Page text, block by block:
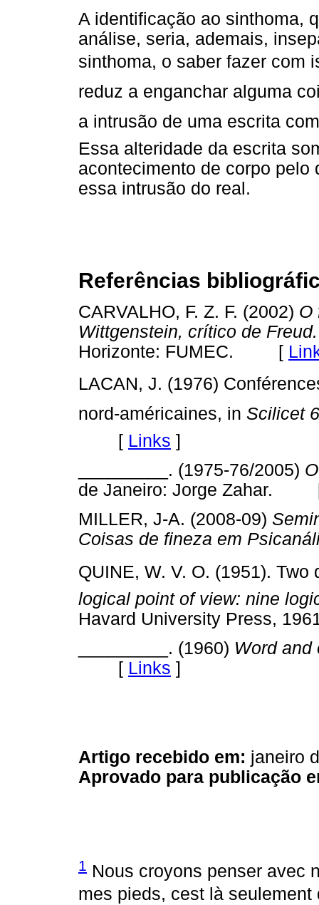
A identificação ao sinthoma,
análise, seria, ademais,
sinthoma, o saber fazer com
reduz a enganchar alguma
a intrusão de uma escrita
Essa alteridade da escrita
acontecimento de corpo
essa intrusão do real.
Referências
CARVALHO, F. Z. F. (2002) O
Wittgenstein, crítico de
Horizonte: FUMEC. [
LACAN, J. (1976)
nord-américaines, in Scilicet
[ Links ]
_________. (1975-76/2005)
de Janeiro: Jorge Zahar.
MILLER, J-A. (2008-09)
Coisas de fineza em
QUINE, W. V. O. (1951).
logical point of view: nine
Havard University Press,
_________. (1960) Word
[ Links ]
Artigo recebido em: janeiro
Aprovado para publicação
1 Nous croyons penser avec
mes pieds, cest là